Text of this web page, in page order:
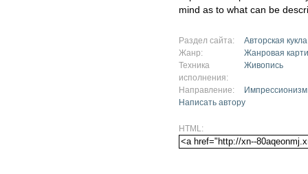
mind as to what can be
Раздел сайта:
Авторская
Жанр:
Жанровая
Техника
исполнения:
Живопись
Направление:
Импрессионизм
Написать автору
HTML: